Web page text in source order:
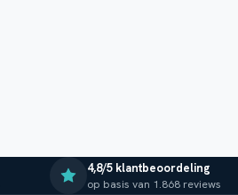
4,8/5 klantbeoordeling
op basis van 1.868 reviews